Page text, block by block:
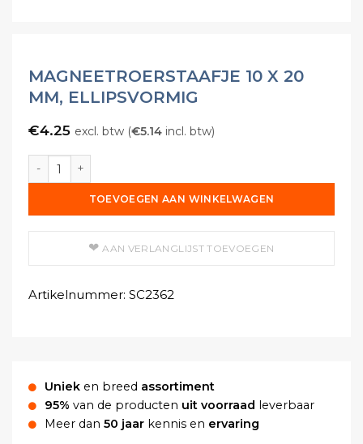
MAGNEETROERSTAAFJE 10 X 20
MM, ELLIPSVORMIG
€4.25 excl. btw (€5.14 incl. btw)
Magneetroerstaafje 10 x 20 mm, ellipsvormig aantal
TOEVOEGEN AAN WINKELWAGEN
AAN VERLANGLIJST TOEVOEGEN
Artikelnummer: SC2362
Uniek en breed assortiment
95% van de producten uit voorraad leverbaar
Meer dan 50 jaar kennis en ervaring